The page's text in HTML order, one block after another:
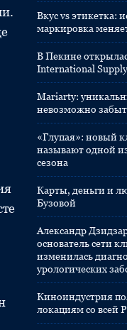
Вкус vs этикетка:
маркировка
В Пекине
International
Mariarty:
невозможно
«Глупая»: новый
называют одной
сезона
Карты, деньги и
Бузовой
Александр
основатель сети
изменилась
урологических
Киноиндустрия
локациям со всей